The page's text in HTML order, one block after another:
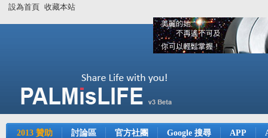
設為首頁 收藏本站
2013 贊助 討論區 官方社團 Google 搜尋 APP